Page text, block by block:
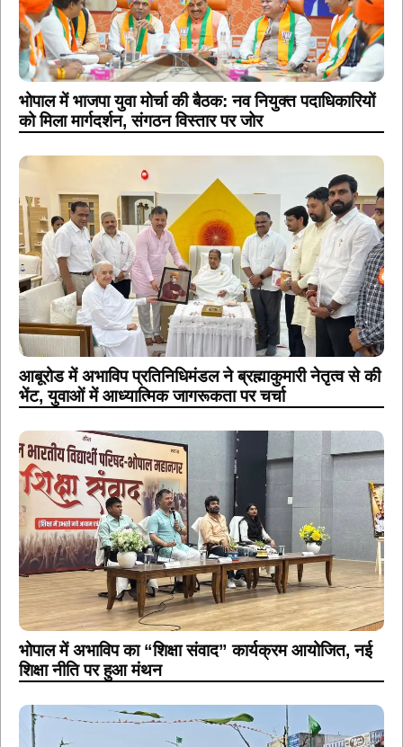
भोपाल में भाजपा युवा मोर्चा की बैठक: नव नियुक्त पदाधिकारियों
को मिला मार्गदर्शन, संगठन विस्तार पर जोर
आबूरोड में अभाविप प्रतिनिधिमंडल ने ब्रह्माकुमारी नेतृत्व से की
भेंट, युवाओं में आध्यात्मिक जागरूकता पर चर्चा
भोपाल में अभाविप का “शिक्षा संवाद” कार्यक्रम आयोजित, नई
शिक्षा नीति पर हुआ मंथन